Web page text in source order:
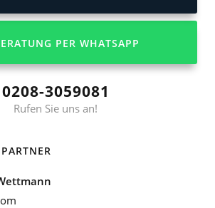
PER WHATSAPP
0208-3059081
Rufen Sie uns an!